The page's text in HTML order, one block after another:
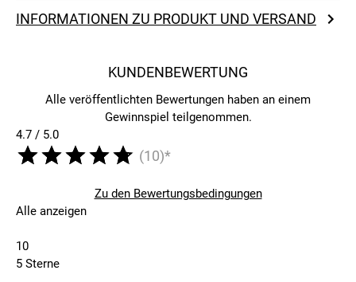
INFORMATIONEN ZU PRODUKT UND VERSAND
KUNDENBEWERTUNG
Alle veröffentlichten Bewertungen haben an einem
Gewinnspiel teilgenommen.
4.7 / 5.0
(10)*
Zu den Bewertungsbedingungen
Alle anzeigen
10
5 Sterne